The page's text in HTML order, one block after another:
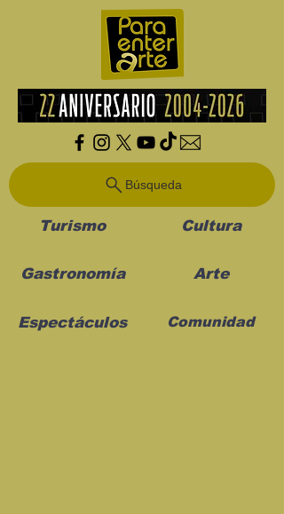
Búsqueda
Turismo Cultura
Gastronomía Arte
Espectáculos Comunidad